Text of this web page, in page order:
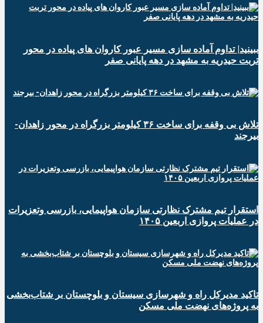
ببینید| تداوم آماده سازی مسیر عبور کاروان های پیاده در محور
تربت حیدریه به مشهد در دهه پایانی صفر
تلاش بی وقفه برای ساخت ۳۶ کیلومتر بزرگراه در محور زاهدان-
بیرجند
استقرار تیم مشترک نظارتی سازمان هواپیمایی، بازرسی وتعزیرات
در عملیات پروازی اربعین ۱۴۰۵
تاکید مدیرکل راه و شهرسازی سیستان و بلوچستان بر شتاب‌بخشی
به پروژه‌های نهضت ملی مسکن